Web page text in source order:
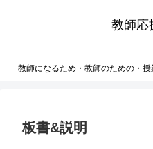
教師応
教師になるため・教師のための・
板書&説明